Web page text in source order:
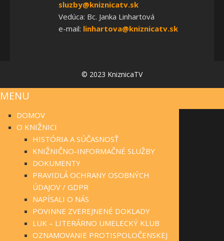
sluzby@kniznicatv.sk
Vedúca: Bc. Janka Linhartová
e-mail: linhartova@kniznicatv.sk
© 2023 KniznicaTV
MENU
DOMOV
O KNIŽNICI
HISTÓRIA A SÚČASNOSŤ
KNIŽNIČNO-INFORMAČNÉ SLUŽBY
DOKUMENTY
PRAVIDLÁ OCHRANY OSOBNÝCH
ÚDAJOV / GDPR
NAPÍSALI O NÁS
POVINNE ZVEREJNENÉ DOKLADY
LUK – LITERÁRNO UMELECKÝ KLUB
OZNAMOVANIE PROTISPOLOČENSKEJ